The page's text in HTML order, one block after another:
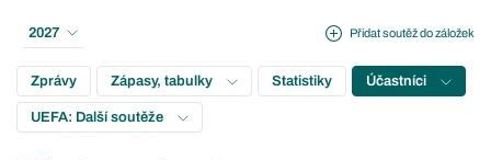
Přidat soutěž do záložek
2027
Zprávy Zápasy, tabulky Statistiky Účastníci
UEFA: Další soutěže